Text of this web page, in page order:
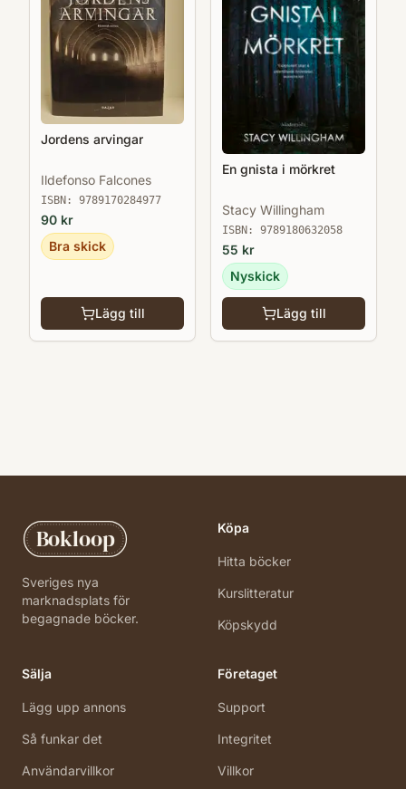
Jordens arvingar
Ildefonso Falcones
ISBN: 9789170284977
90 kr
Bra skick
Lägg till
En gnista i mörkret
Stacy Willingham
ISBN: 9789180632058
55 kr
Nyskick
Lägg till
Bokloop
Sveriges nya
marknadsplats för
begagnade böcker.
Köpa
Hitta böcker
Kurslitteratur
Köpskydd
Sälja
Lägg upp annons
Så funkar det
Användarvillkor
Företaget
Support
Integritet
Villkor